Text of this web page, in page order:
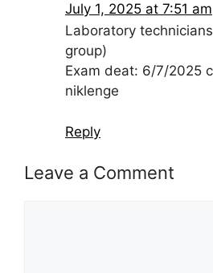
July 1, 2025 at 7:51 am
Laboratory
group)
Exam deat: 6/7/2025
niklenge
Reply
Leave a Comment